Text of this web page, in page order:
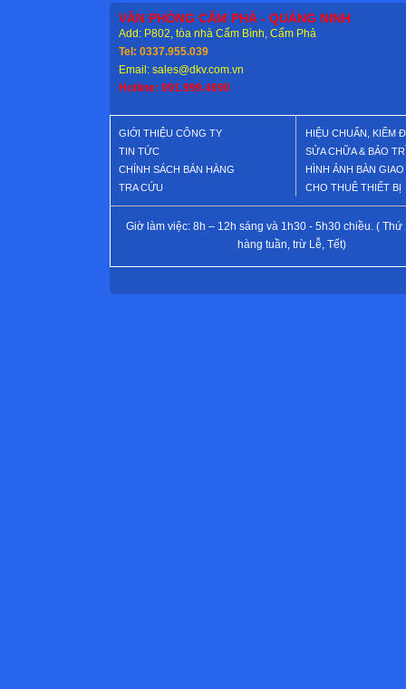
VĂN PHÒNG CẨM PHẢ - QUẢNG NINH
Add: P802, tòa nhà Cẩm Bình, Cẩm Phả
Tel: 0337.955.039
Email: sales@dkv.com.vn
Hotline: 091.999.4690
GIỚI THIỆU CÔNG TY
TIN TỨC
CHÍNH SÁCH BÁN HÀNG
TRA CỨU
HIỆU CHUẨN, KIỂM
SỬA CHỮA & BẢO
HÌNH ẢNH BÀN
CHO THUÊ THIẾT BỊ
Giờ làm việc: 8h – 12h sáng và 1h30 - 5h30 chiều. ( Thứ
hàng tuần, trừ Lễ, Tết)